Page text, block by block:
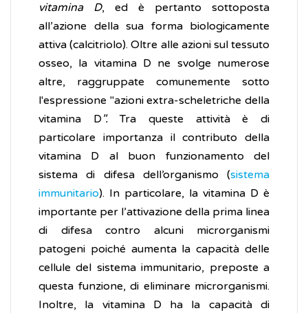
vitamina D, ed è pertanto sottoposta
all’azione della sua forma biologicamente
attiva (calcitriolo). Oltre alle azioni sul tessuto
osseo, la vitamina D ne svolge numerose
altre, raggruppate comunemente sotto
l'espressione "azioni extra-scheletriche della
vitamina D".Tra queste attività è di
particolare importanza il contributo della
vitamina D al buon funzionamento del
sistema di difesa dell’organismo (sistema
immunitario). In particolare, la vitamina D è
importante per l’attivazione della prima linea
di difesa contro alcuni microrganismi
patogeni poiché aumenta la capacità delle
cellule del sistema immunitario, preposte a
questa funzione, di eliminare microrganismi.
Inoltre, la vitamina D ha la capacità di